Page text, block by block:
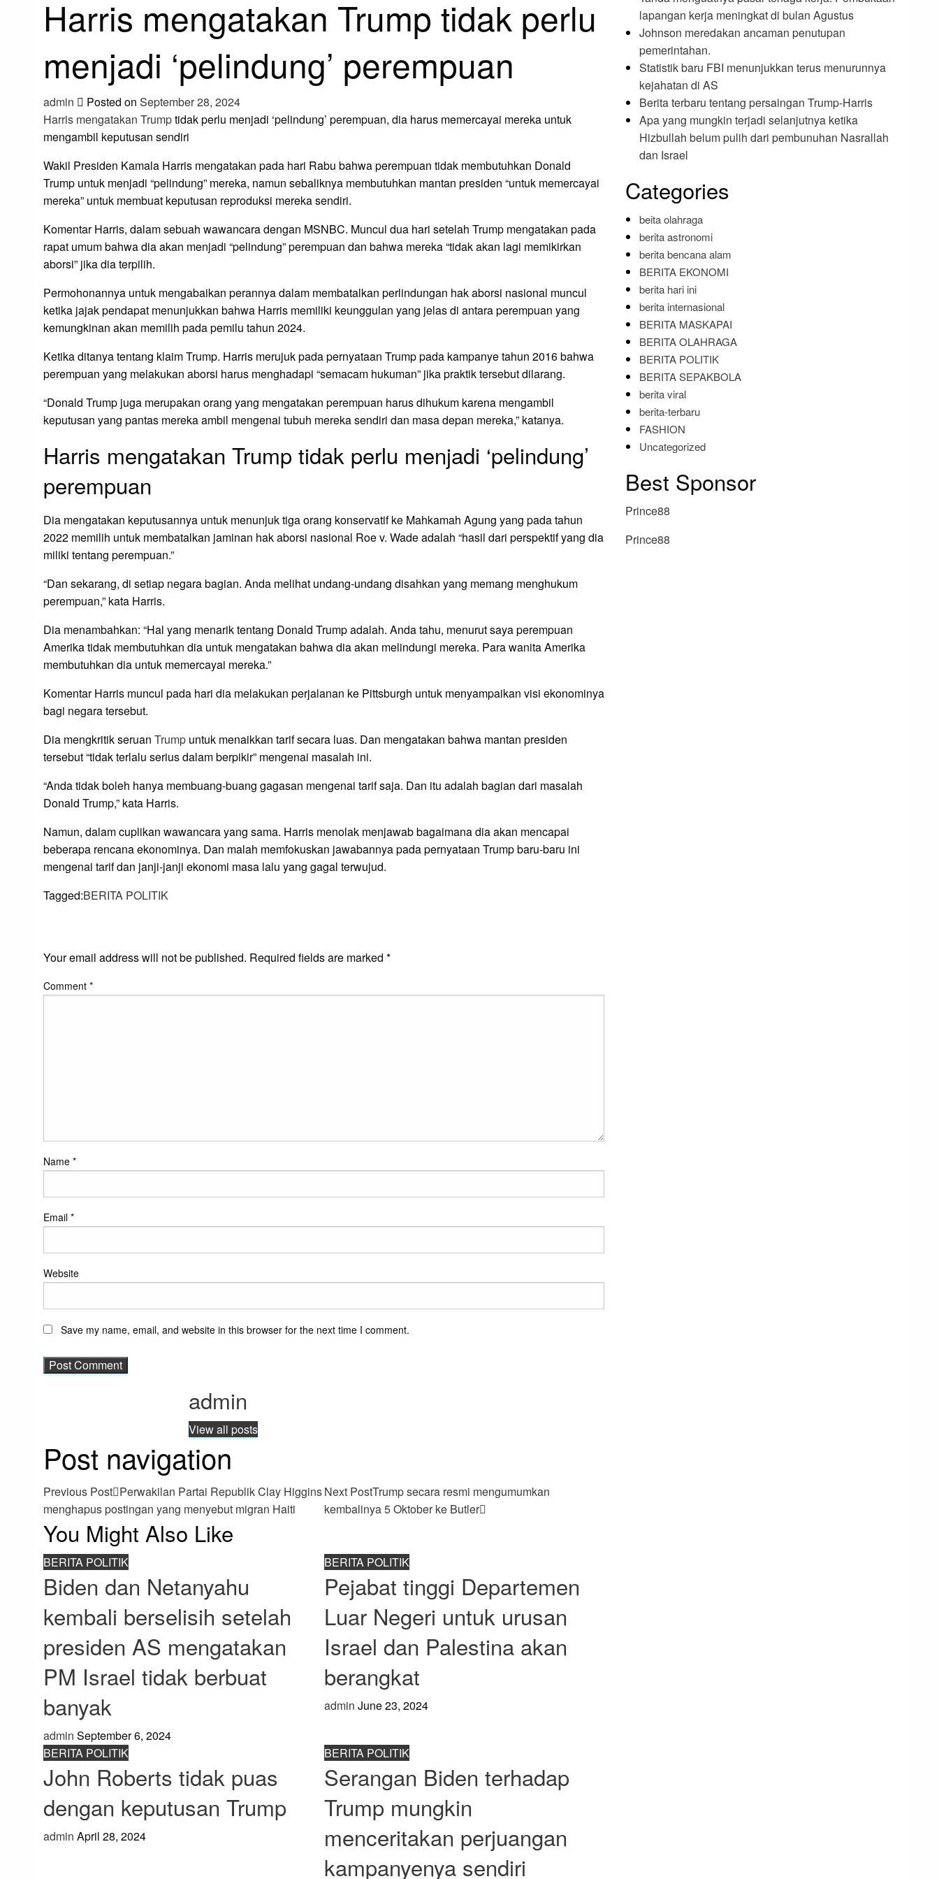
Harris mengatakan Trump tidak perlu
menjadi ‘pelindung’ perempuan
admin Posted on September 28, 2024
Harris mengatakan Trumptidak perlu menjadi ‘pelindung’ perempuan, dia harus memercayai mereka untuk
mengambil keputusan sendiri
Wakil Presiden Kamala Harris mengatakan pada hari Rabu bahwa perempuan tidak membutuhkan Donald
Trump untuk menjadi “pelindung” mereka, namun sebaliknya membutuhkan mantan presiden “untuk memercayai
mereka” untuk membuat keputusan reproduksi mereka sendiri.
Komentar Harris, dalam sebuah wawancara dengan MSNBC. Muncul dua hari setelah Trump mengatakan pada
rapat umum bahwa dia akan menjadi “pelindung” perempuan dan bahwa mereka “tidak akan lagi memikirkan
aborsi” jika dia terpilih.
Permohonannya untuk mengabaikan perannya dalam membatalkan perlindungan hak aborsi nasional muncul
ketika jajak pendapat menunjukkan bahwa Harris memiliki keunggulan yang jelas di antara perempuan yang
kemungkinan akan memilih pada pemilu tahun 2024.
Ketika ditanya tentang klaim Trump. Harris merujuk pada pernyataan Trump pada kampanye tahun 2016 bahwa
perempuan yang melakukan aborsi harus menghadapi “semacam hukuman” jika praktik tersebut dilarang.
“Donald Trump juga merupakan orang yang mengatakan perempuan harus dihukum karena mengambil
keputusan yang pantas mereka ambil mengenai tubuh mereka sendiri dan masa depan mereka,” katanya.
Harris mengatakan Trump tidak perlu menjadi ‘pelindung’
perempuan
Dia mengatakan keputusannya untuk menunjuk tiga orang konservatif ke Mahkamah Agung yang pada tahun
2022 memilih untuk membatalkan jaminan hak aborsi nasional Roe v. Wade adalah “hasil dari perspektif yang dia
miliki tentang perempuan.”
“Dan sekarang, di setiap negara bagian. Anda melihat undang-undang disahkan yang memang menghukum
perempuan,” kata Harris.
Dia menambahkan: “Hal yang menarik tentang Donald Trump adalah. Anda tahu, menurut saya perempuan
Amerika tidak membutuhkan dia untuk mengatakan bahwa dia akan melindungi mereka. Para wanita Amerika
membutuhkan dia untuk memercayai mereka.”
Komentar Harris muncul pada hari dia melakukan perjalanan ke Pittsburgh untuk menyampaikan visi ekonominya
bagi negara tersebut.
Dia mengkritik seruan Trump untuk menaikkan tarif secara luas. Dan mengatakan bahwa mantan presiden
tersebut “tidak terlalu serius dalam berpikir” mengenai masalah ini.
“Anda tidak boleh hanya membuang-buang gagasan mengenai tarif saja. Dan itu adalah bagian dari masalah
Donald Trump,” kata Harris.
Namun, dalam cuplikan wawancara yang sama. Harris menolak menjawab bagaimana dia akan mencapai
beberapa rencana ekonominya. Dan malah memfokuskan jawabannya pada pernyataan Trump baru-baru ini
mengenai tarif dan janji-janji ekonomi masa lalu yang gagal terwujud.
Tagged:BERITA POLITIK
Your email address will not be published. Required fields are marked *
Comment *
Name *
Email *
Website
Save my name, email, and website in this browser for the next time I comment.
admin
View all posts
Post navigation
Previous Post Perwakilan Partai Republik Clay Higgins
menghapus postingan yang menyebut migran Haiti
Next PostTrump secara resmi mengumumkan
kembalinya 5 Oktober ke Butler
You Might Also Like
BERITA POLITIK
Biden dan Netanyahu
kembali berselisih setelah
presiden AS mengatakan
PM Israel tidak berbuat
banyak
admin September 6, 2024
BERITA POLITIK
Pejabat tinggi Departemen
Luar Negeri untuk urusan
Israel dan Palestina akan
berangkat
admin June 23, 2024
BERITA POLITIK
John Roberts tidak puas
dengan keputusan Trump
admin April 28, 2024
BERITA POLITIK
Serangan Biden terhadap
Trump mungkin
menceritakan perjuangan
kampanyenya sendiri
lapangan kerja meningkat di bulan Agustus
Johnson meredakan ancaman penutupan
pemerintahan.
Statistik baru FBI menunjukkan terus menurunnya
kejahatan di AS
Berita terbaru tentang persaingan Trump-Harris
Apa yang mungkin terjadi selanjutnya ketika
Hizbullah belum pulih dari pembunuhan Nasrallah
dan Israel
Categories
beita olahraga
berita astronomi
berita bencana alam
BERITA EKONOMI
berita hari ini
berita internasional
BERITA MASKAPAI
BERITA OLAHRAGA
BERITA POLITIK
BERITA SEPAKBOLA
berita viral
berita-terbaru
FASHION
Uncategorized
Best Sponsor
Prince88
Prince88